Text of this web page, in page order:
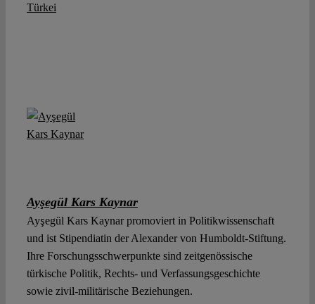
Türkei
Ayşegül Kars Kaynar
Ayşegül Kars Kaynar promoviert in Politikwissenschaft
und ist Stipendiatin der Alexander von Humboldt-Stiftung.
Ihre Forschungsschwerpunkte sind zeitgenössische
türkische Politik, Rechts- und Verfassungsgeschichte
sowie zivil-militärische Beziehungen.